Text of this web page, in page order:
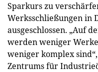
Sparkurs zu
Werksschließungen in
ausgeschlossen. „Auf
werden weniger
weniger komplex
Zentrums für